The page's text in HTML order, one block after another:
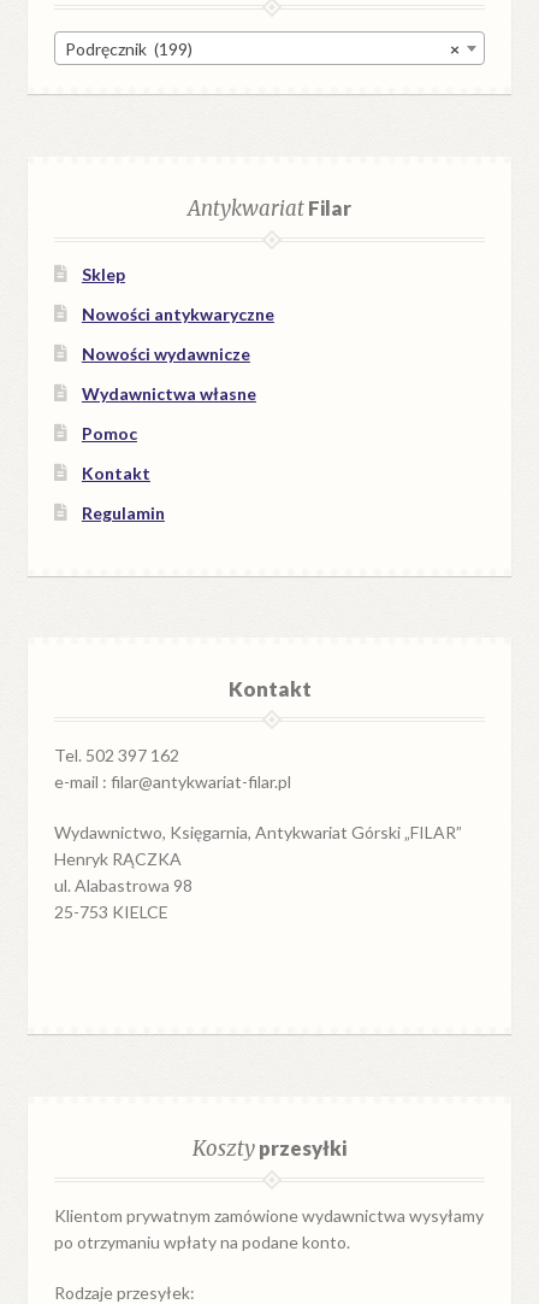
×
Podręcznik (199)
AntykwariatFilar
Sklep
Nowości antykwaryczne
Nowości wydawnicze
Wydawnictwa własne
Pomoc
Kontakt
Regulamin
Kontakt
Tel. 502 397 162
e-mail : filar@antykwariat-filar.pl
Wydawnictwo, Księgarnia, Antykwariat Górski „FILAR”
Henryk RĄCZKA
ul. Alabastrowa 98
25-753 KIELCE
Kosztyprzesyłki
Klientom prywatnym zamówione wydawnictwa wysyłamy
po otrzymaniu wpłaty na podane konto.
Rodzaje przesyłek: